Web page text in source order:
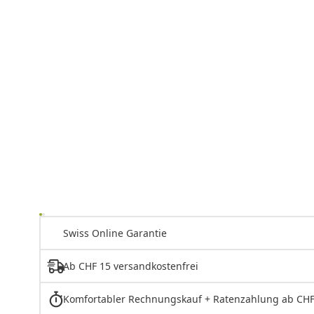
Swiss Online Garantie
Ab CHF 15 versandkostenfrei
Komfortabler Rechnungskauf + Ratenzahlung ab